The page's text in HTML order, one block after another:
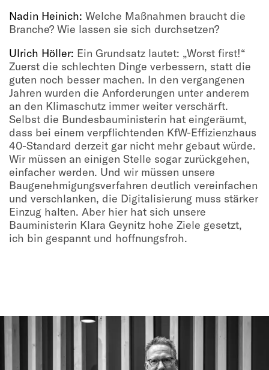
Nadin Heinich: Welche Maßnahmen braucht die
Branche? Wie lassen sie sich durchsetzen?
Ulrich Höller: Ein Grundsatz lautet: „Worst first!“
Zuerst die schlechten Dinge verbessern, statt die
guten noch besser machen. In den vergangenen
Jahren wurden die Anforderungen unter anderem
an den Klimaschutz immer weiter verschärft.
Selbst die Bundesbauministerin hat eingeräumt,
dass bei einem verpflichtenden KfW-Effizienzhaus
40-Standard derzeit gar nicht mehr gebaut würde.
Wir müssen an einigen Stelle sogar zurückgehen,
einfacher werden. Und wir müssen unsere
Baugenehmigungsverfahren deutlich vereinfachen
und verschlanken, die Digitalisierung muss stärker
Einzug halten. Aber hier hat sich unsere
Bauministerin Klara Geynitz hohe Ziele gesetzt,
ich bin gespannt und hoffnungsfroh.